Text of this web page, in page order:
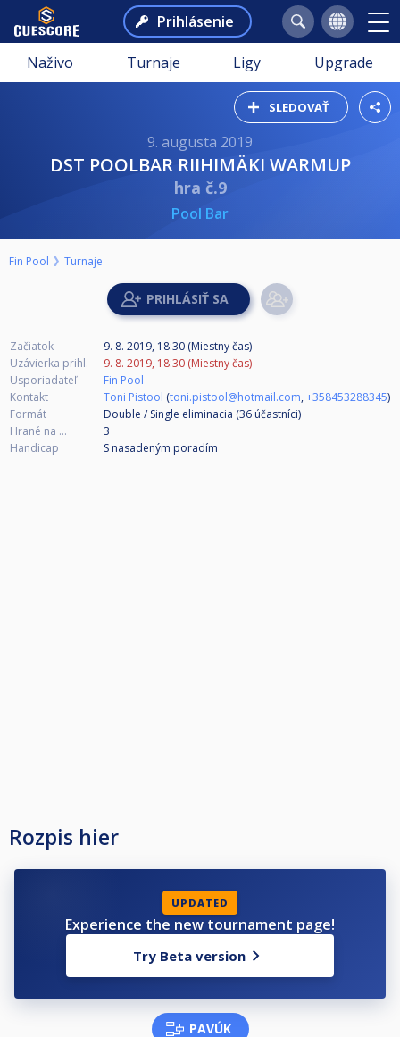
Prihlásenie
Naživo Turnaje Ligy Upgrade
SLEDOVAŤ
9. augusta 2019
DST POOLBAR RIIHIMÄKI WARMUP
hra č.9
Pool Bar
Fin Pool Turnaje
Začiatok
9. 8. 2019, 18:30 (Miestny čas)
Uzávierka prihl.
9. 8. 2019, 18:30 (Miestny čas)
Usporiadateľ
Fin Pool
Kontakt
Toni Pistool (toni.pistool@hotmail.com,+358453288345)
Formát
Double / Single eliminacia (36 účastníci)
Hrané na ...
3
Handicap
S nasadeným poradím
Rozpis hier
UPDATED
Experience the new tournament page!
Try Beta version
PAVÚK